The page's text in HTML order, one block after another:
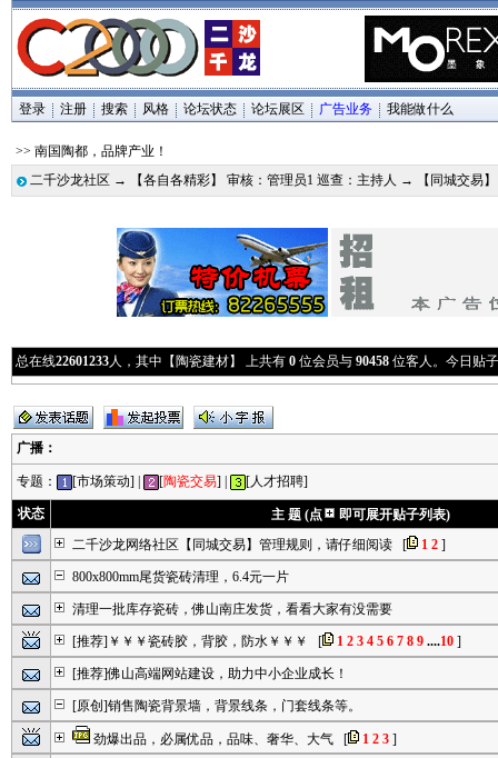
登录 注册 搜索 风格 论坛状态 论坛展区 广告业务 我能做什么
>> 南国陶都，品牌产业！
二千沙龙社区 → 【各自各精彩】 审核：管理员1 巡查：主持人 → 【同城交易
总在线22601233人，其中【陶瓷建材】 上共有 0 位会员与 90458 位客人。今日贴
广播 ：
专题： [市场策动] [陶瓷交易] [人才招聘]
状态 主 题 (点
即可展开贴子列表)
二千沙龙网络社区【同城交易】管理规则，请仔细阅读 [ 1 2 ]
800x800mm尾货瓷砖清理，6.4元一片
清理一批库存瓷砖，佛山南庄发货，看看大家有没需要
[推荐]￥￥￥瓷砖胶，背胶，防水￥￥￥ [ 1 2 3 4 5 6 7 8 9 ....10 ]
[推荐]佛山高端网站建设，助力中小企业成长！
[原创]销售陶瓷背景墙，背景线条，门套线条等。
劲爆出品，必属优品，品味、奢华、大气 [ 1 2 3 ]